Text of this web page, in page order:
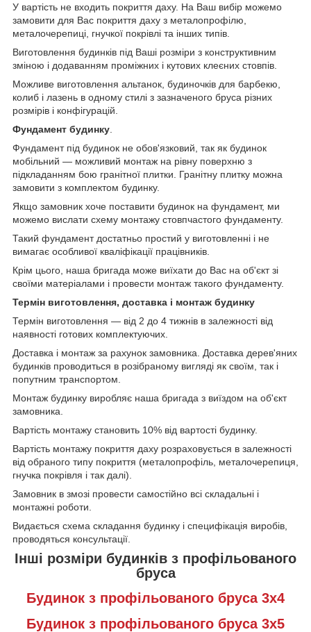
У вартість не входить покриття даху. На Ваш вибір можемо
замовити для Вас покриття даху з металопрофілю,
металочерепиці, гнучкої покрівлі та інших типів.
Виготовлення будинків під Ваші розміри з конструктивним
зміною і додаванням проміжних і кутових клеєних стовпів.
Можливе виготовлення альтанок, будиночків для барбекю,
колиб і лазень в одному стилі з зазначеного бруса різних
розмірів і конфігурацій.
Фундамент будинку
Фундамент під будинок не обов'язковий, так як будинок
мобільний ― можливий монтаж на рівну поверхню з
підкладанням бою гранітної плитки. Гранітну плитку можна
замовити з комплектом будинку.
Якщо замовник хоче поставити будинок на фундамент, ми
можемо вислати схему монтажу стовпчастого фундаменту.
Такий фундамент достатньо простий у виготовленні і не
вимагає особливої кваліфікації працівників.
Крім цього, наша бригада може виїхати до Вас на об'єкт зі
своїми матеріалами і провести монтаж такого фундаменту.
Термін виготовлення, доставка і монтаж будинку
Термін виготовлення ― від 2 до 4 тижнів в залежності від
наявності готових комплектуючих.
Доставка і монтаж за рахунок замовника. Доставка дерев'яних
будинків проводиться в розібраному вигляді як своїм, так і
попутним транспортом.
Монтаж будинку виробляє наша бригада з виїздом на об'єкт
замовника.
Вартість монтажу становить 10% від вартості будинку.
Вартість монтажу покриття даху розраховується в залежності
від обраного типу покриття (металопрофіль, металочерепиця,
гнучка покрівля і так далі).
Замовник в змозі провести самостійно всі складальні і
монтажні роботи.
Видається схема складання будинку і специфікація виробів,
проводяться консультації.
Інші розміри будинків з профільованого
бруса
Будинок з профільованого бруса 3х4
Будинок з профільованого бруса 3х5